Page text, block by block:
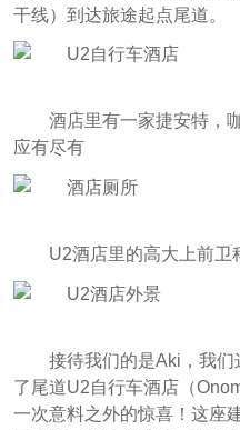
干线）到达旅途起点尾道。
酒店里有一家捷安特，
应有尽有
U2酒店里的高大上前卫
接待我们的是Aki，我
了尾道U2自行车酒店（
一次意料之外的惊喜！这座